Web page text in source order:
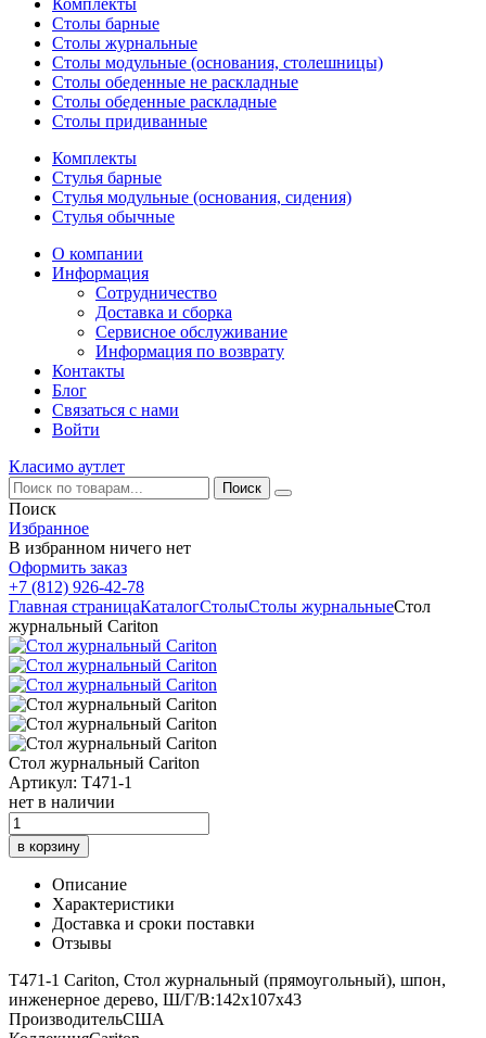
Комплекты
Столы барные
Столы журнальные
Столы модульные (основания, столешницы)
Столы обеденные не раскладные
Столы обеденные раскладные
Столы придиванные
Комплекты
Стулья барные
Стулья модульные (основания, сидения)
Стулья обычные
О компании
Информация
Сотрудничество
Доставка и сборка
Сервисное обслуживание
Информация по возврату
Контакты
Блог
Связаться с нами
Войти
Класимо аутлет
Поиск
Избранное
В избранном ничего нет
Оформить заказ
+7 (812) 926-42-78
Главная страницаКаталогСтолыСтолы журнальныеСтол
журнальный Cariton
Стол журнальный Cariton
Артикул: T471-1
нет в наличии
в корзину
Описание
Характеристики
Доставка и сроки поставки
Отзывы
T471-1 Cariton, Стол журнальный (прямоугольный), шпон,
инженерное дерево, Ш/Г/В:142x107x43
ПроизводительСША